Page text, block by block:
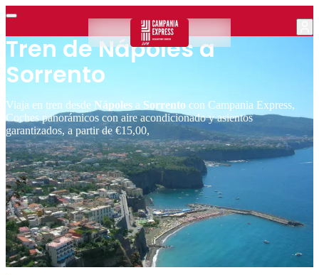
Tren de Nápoles a
Sorrento
Viaja en tren desde Nápoles a Sorrento con Campania Express,
Coches panorámicos con aire acondicionado y asientos
garantizados, a partir de €15,00,